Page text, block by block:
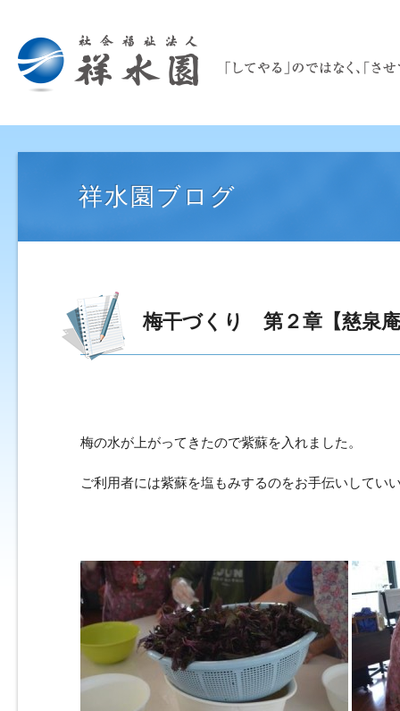
祥水園ブログ
梅干づくり 第２章【慈泉
梅の水が上がってきたので紫蘇を入れました。
ご利用者には紫蘇を塩もみするのをお手伝いしてい